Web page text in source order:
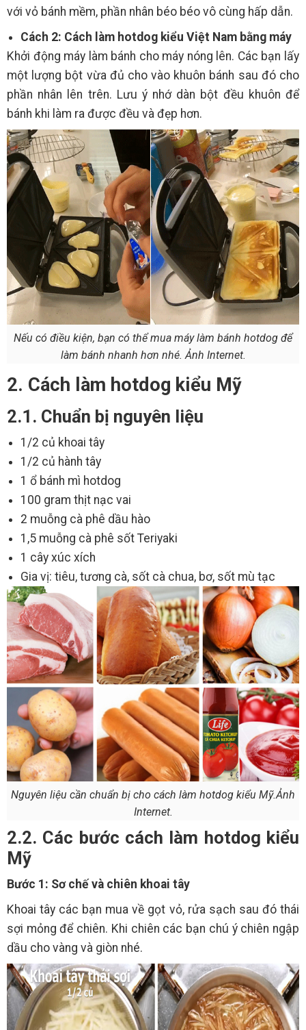
với vỏ bánh mềm, phần nhân béo béo vô cùng hấp dẫn.
Cách 2: Cách làm hotdog kiểu Việt Nam bằng máy
Khởi động máy làm bánh cho máy nóng lên. Các bạn lấy
một lượng bột vừa đủ cho vào khuôn bánh sau đó cho
phần nhân lên trên. Lưu ý nhớ dàn bột đều khuôn để
bánh khi làm ra được đều và đẹp hơn.
Nếu có điều kiện, bạn có thể mua máy làm bánh hotdog để
làm bánh nhanh hơn nhé. Ảnh Internet.
2. Cách làm hotdog kiểu Mỹ
2.1. Chuẩn bị nguyên liệu
1/2 củ khoai tây
1/2 củ hành tây
1 ổ bánh mì hotdog
100 gram thịt nạc vai
2 muỗng cà phê dầu hào
1,5 muỗng cà phê sốt Teriyaki
1 cây xúc xích
Gia vị: tiêu, tương cà, sốt cà chua, bơ, sốt mù tạc
Nguyên liệu cần chuẩn bị cho cách làm hotdog kiểu Mỹ.Ảnh
Internet.
2.2. Các bước cách làm hotdog kiểu
Mỹ
Bước 1: Sơ chế và chiên khoai tây
Khoai tây các bạn mua về gọt vỏ, rửa sạch sau đó thái
sợi mỏng để chiên. Khi chiên các bạn chú ý chiên ngập
dầu cho vàng và giòn nhé.